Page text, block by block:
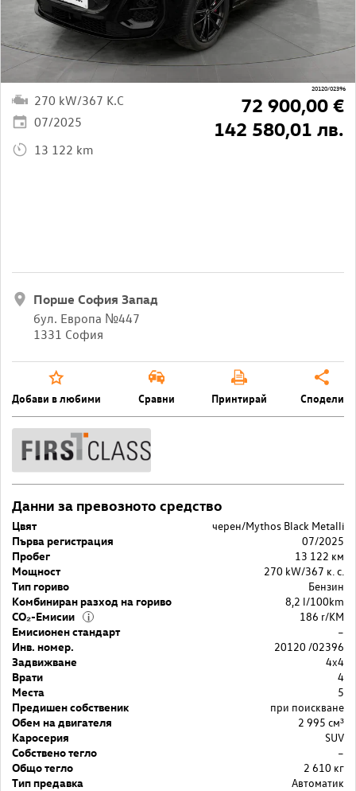
20120/02396
270 kW/367 K.C
07/2025
13 122 km
72 900,00 €
142 580,01 лв.
Порше София Запад
бул. Европа №447
1331 София
Добави в любими Сравни Принтирай Сподели
Данни за превозното средство
Цвят
черен/Mythos Black Metalli
Първа регистрация
07/2025
Пробег
13 122 км
Мощност
270 kW/367 к. с.
Тип гориво
Бензин
Комбиниран разход на гориво
8,2 l/100km
CO₂-Емисии
i
186 r/KM
Емисионен стандарт
–
Инв. номер.
20120 /02396
Задвижване
4x4
Врати
4
Места
5
Предишен собственик
при поискване
Обем на двигателя
2 995 cм³
Каросерия
SUV
Собствено тегло
–
Общо тегло
2 610 кг
Тип предавка
Автоматик